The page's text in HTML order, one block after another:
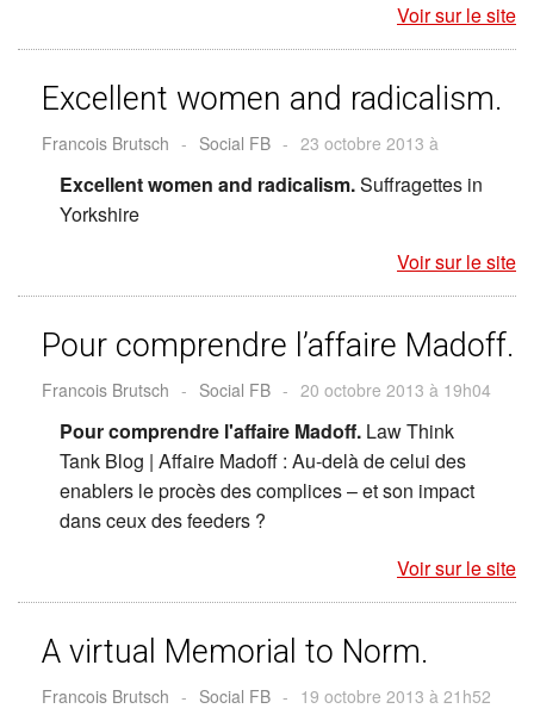
Voir sur le site
Excellent women and radicalism.
Francois Brutsch - Social FB - 23 octobre 2013 à
Excellent women and radicalism.Suffragettes in
Yorkshire
Voir sur le site
Pour comprendre l’affaire Madoff.
Francois Brutsch - Social FB - 20 octobre 2013 à 19h04
Pour comprendre l'affaire Madoff. Law Think
Tank Blog | Affaire Madoff : Au-delà de celui des
enablers le procès des complices – et son impact
dans ceux des feeders ?
Voir sur le site
A virtual Memorial to Norm.
Francois Brutsch - Social FB - 19 octobre 2013 à 21h52